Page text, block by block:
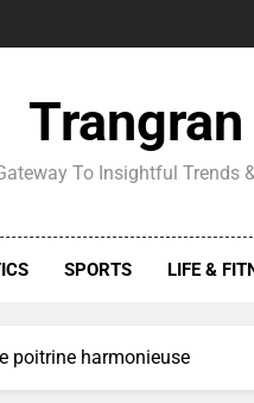
Trangran
To Insightful Trends
SPORTS LIFE &
poitrine harmonieuse